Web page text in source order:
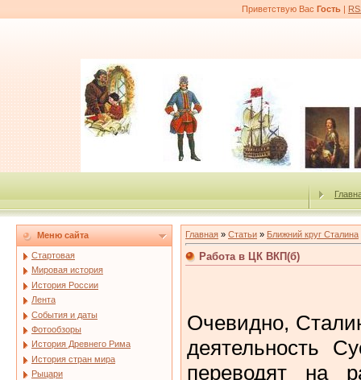
Приветствую Вас Гость |
Меню сайта
Стартовая
Мировая история
История России
Лента
События и даты
Фотообзоры
История Древнего Рима
История стран мира
Рыцари
Главная » Статьи » Ближний круг Сталина
Работа в ЦК ВКП(б)
Очевидно,
деятельность
переводят на